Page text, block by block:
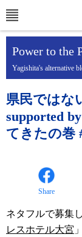
Power to the
Yagishita's alternative
県民ではな
supported
てきたの巻
Share
ネタフルで募集
レスホテル大宮